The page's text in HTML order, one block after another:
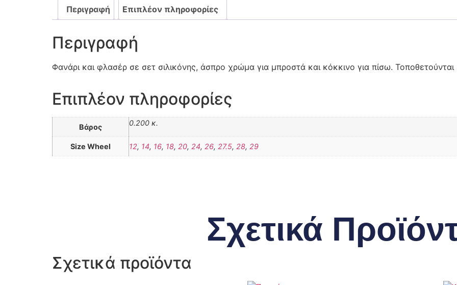
Περιγραφή Επιπλέον πληροφορίες
Περιγραφή
Φανάρι και φλασέρ σε σετ σιλικόνης, άσπρο χρώμα για μπροστά και κόκκινο για πίσω.
Επιπλέον πληροφορίες
Βάρος 0.200 κ.
Size Wheel 12, 14, 16, 18, 20, 24, 26, 27.5, 28, 29
Σχετικά
Σχετικά προϊόντα